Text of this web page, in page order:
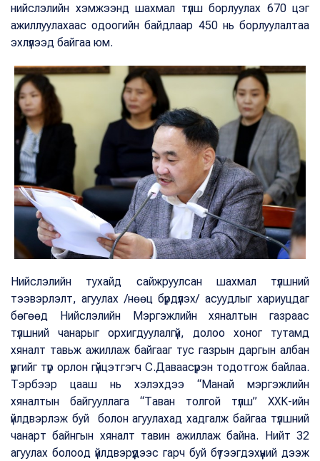
нийслэлийн хэмжээнд шахмал түлш борлуулах 670 цэг
ажиллуулахаас одоогийн байдлаар 450 нь борлуулалтаа
эхлүүлээд байгаа юм.
Нийслэлийн тухайд сайжруулсан шахмал түлшний
тээвэрлэлт, агуулах /нөөц бүрдүүлэх/ асуудлыг хариуцдаг
бөгөөд Нийслэлийн Мэргэжлийн хяналтын газраас
түлшний чанарыг орхигдуулалгүй, долоо хоног тутамд
хяналт тавьж ажиллаж байгааг тус газрын даргын албан
үүргийг түр орлон гүйцэтгэгч С.Даваасүрэн тодотгож байлаа.
Тэрбээр цааш нь хэлэхдээ “Манай мэргэжлийн
хяналтын байгууллага “Таван толгой түлш” ХХК-ийн
үйлдвэрлэж буй болон агуулахад хадгалж байгаа түлшний
чанарт байнгын хяналт тавин ажиллаж байна. Нийт 32
агуулах болоод үйлдвэрүүдээс гарч буй бүтээгдэхүүний дээж